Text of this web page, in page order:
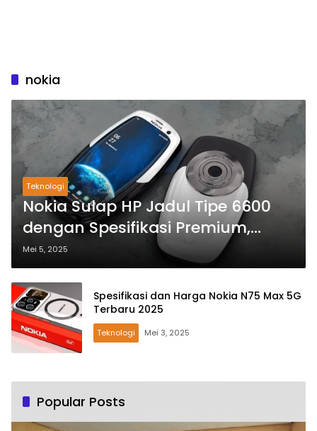
nokia
Teknologi
Nokia Sulap HP Jadul Tipe 6600
dengan Spesifikasi Premium,
Harga Bersaing
Mei 5, 2025
Spesifikasi dan Harga Nokia N75 Max 5G
Terbaru 2025
Teknologi Mei 3, 2025
Popular Posts